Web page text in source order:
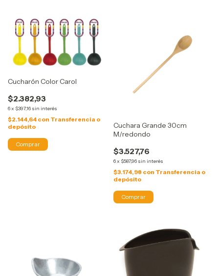
Cucharón Color Carol
$2.382,93
6x $397,16 sin interés
$2.144,64 con Transferencia o
depósito
Cuchara Grande 30cm
M/redondo
$3.527,76
6x $587,96 sin interés
$3.174,98 con Transferencia o
depósito